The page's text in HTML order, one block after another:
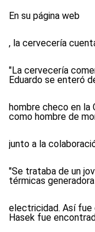
En su página web
, la cervecería
"La cervecería
Eduardo se enteró
hombre checo en la
como hombre de
junto a la
"Se trataba de un
térmicas
electricidad. Así fue
Hasek fue